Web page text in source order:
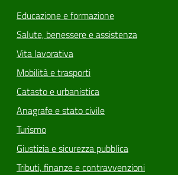
Educazione e formazione
Salute, benessere e assistenza
Vita lavorativa
Mobilità e trasporti
Catasto e urbanistica
Anagrafe e stato civile
Turismo
Giustizia e sicurezza pubblica
Tributi, finanze e contravvenzioni